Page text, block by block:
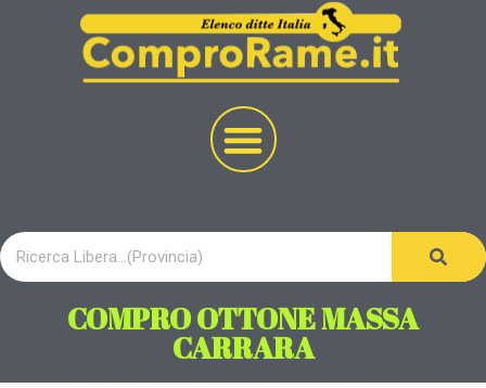
COMPRO OTTONE MASSA
CARRARA